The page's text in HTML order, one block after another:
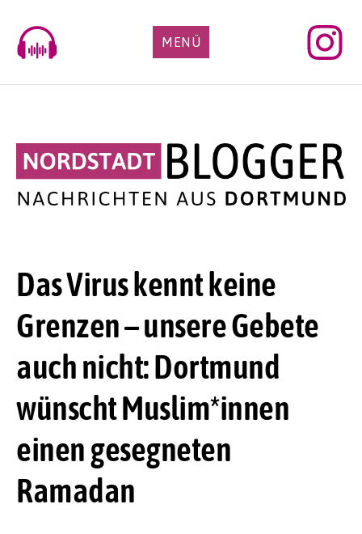
content
MENÜ
Das Virus kennt keine
Grenzen – unsere Gebete
auch nicht: Dortmund
wünscht Muslim*innen
einen gesegneten
Ramadan